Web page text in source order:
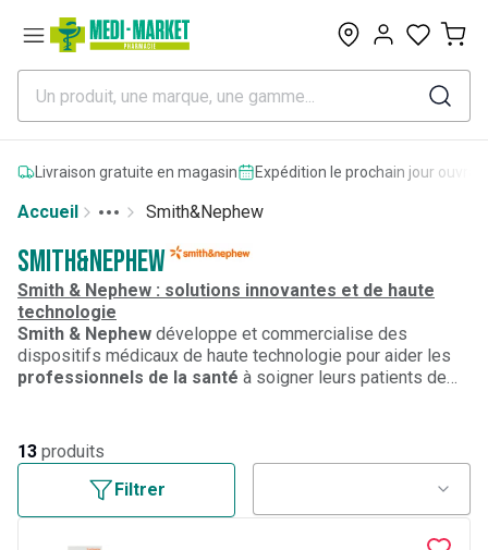
0
Livraison gratuite en magasin Expédition le prochain jour
Accueil
More
Toggle menu
Smith&Nephew
Smith&Nephew
Smith & Nephew : solutions innovantes et de haute
technologie
Smith & Nephew développe et commercialise des
dispositifs médicaux de haute technologie pour aider les
professionnels de la santé à soigner leurs patients de
produits dans les domaines de l'
l'endoscopieet dutraitement des plaies.
13 produits
Filtrer